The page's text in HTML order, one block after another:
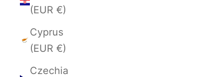
(EUR €)
Cyprus
(EUR €)
Czechia